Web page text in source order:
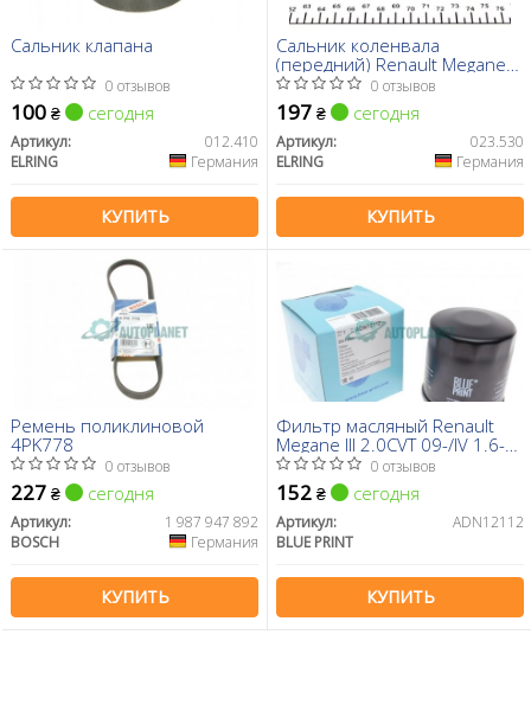
Сальник клапана
0 отзывов
100 ₴ сегодня
Артикул:
012.410
ELRING
Германия
КУПИТЬ
Сальник коленвала
(передний) Renault Megane
2.0 CVT 09- (46x58x7)
0 отзывов
197 ₴ сегодня
Артикул:
023.530
ELRING
Германия
КУПИТЬ
Ремень поликлиновой
4PK778
0 отзывов
227 ₴ сегодня
Артикул:
1 987 947 892
BOSCH
Германия
КУПИТЬ
Фильтр масляный Renault
Megane III 2.0CVT 09-/IV 1.6-
1.8Tce 15- 0 отзывов
152 ₴ сегодня
Артикул:
ADN12112
BLUE PRINT
КУПИТЬ